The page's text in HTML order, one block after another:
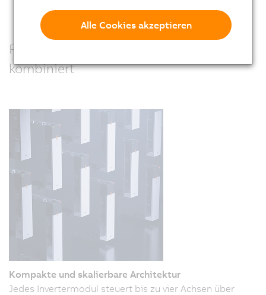
Präzision, Kraft und Leistung – perfekt
kombiniert
Kompakte und skalierbare Architektur
Jedes Invertermodul steuert bis zu vier Achsen über
Alle Cookies akzeptieren